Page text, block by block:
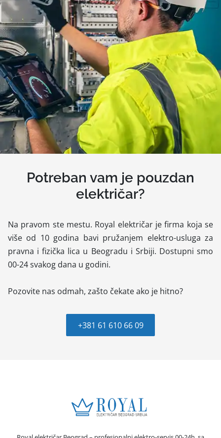
Potreban vam je pouzdan
električar?
Na pravom ste mestu. Royal električar je firma koja se
više od 10 godina bavi pružanjem elektro-usluga za
pravna i fizička lica u Beogradu i Srbiji. Dostupni smo
00-24 svakog dana u godini.
Pozovite nas odmah, zašto čekate ako je hitno?
+381 61 610 66 09